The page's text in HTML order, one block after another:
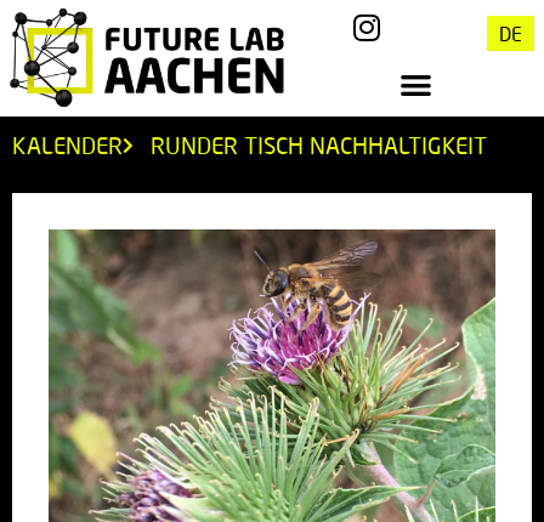
DE
KALENDER RUNDER TISCH NACHHALTIGKEIT